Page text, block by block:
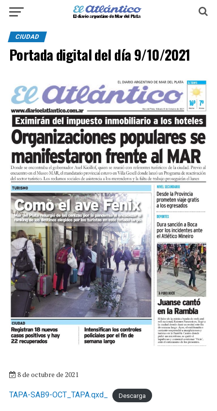
CIUDAD
Portada digital del día 9/10/2021
8 de octubre de 2021
TAPA-SAB9-OCT_TAPA.qxd_ Descarga